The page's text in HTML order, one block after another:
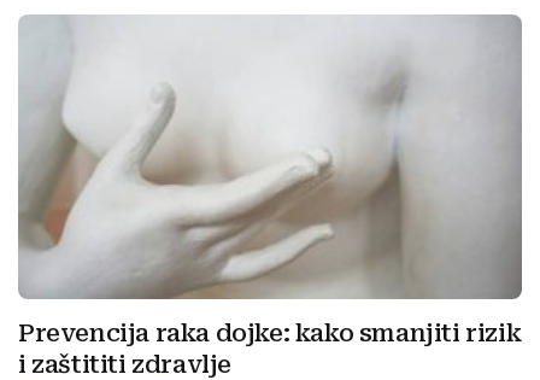
Prevencija raka dojke: kako smanjiti rizik
i zaštititi zdravlje